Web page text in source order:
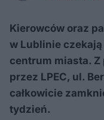
Kierowców oraz
w Lublinie
centrum miasta.
przez LPEC, ul.
całkowicie
tydzień.